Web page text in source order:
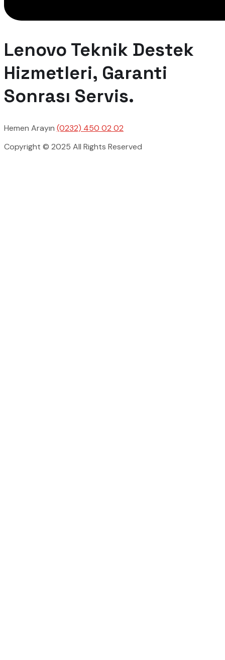
Lenovo Teknik Destek
Hizmetleri, Garanti
Sonrası Servis.
Hemen Arayın (0232) 450 02 02
Copyright © 2025 All Rights Reserved